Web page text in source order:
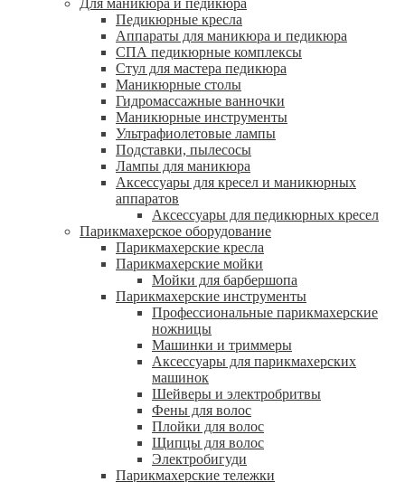
Для маникюра и педикюра
Педикюрные кресла
Аппараты для маникюра и педикюра
СПА педикюрные комплексы
Стул для мастера педикюра
Маникюрные столы
Гидромассажные ванночки
Маникюрные инструменты
Ультрафиолетовые лампы
Подставки, пылесосы
Лампы для маникюра
Аксессуары для кресел и маникюрных
аппаратов
Аксессуары для педикюрных кресел
Парикмахерское оборудование
Парикмахерские кресла
Парикмахерские мойки
Мойки для барбершопа
Парикмахерские инструменты
Профессиональные парикмахерские
ножницы
Машинки и триммеры
Аксессуары для парикмахерских
машинок
Шейверы и электробритвы
Фены для волос
Плойки для волос
Щипцы для волос
Электробигуди
Парикмахерские тележки